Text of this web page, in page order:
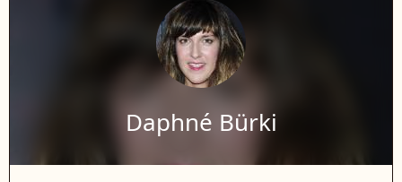
Daphné Bürki